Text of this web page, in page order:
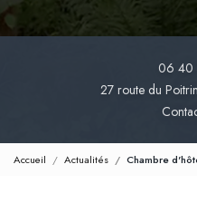
06 40
27 route du
Accueil Actualités Chambre